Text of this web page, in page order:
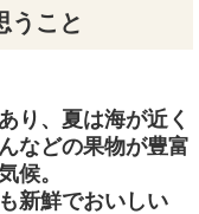
うこと
り、夏は海が近く
などの果物が豊富
候。
新鮮でおいしい